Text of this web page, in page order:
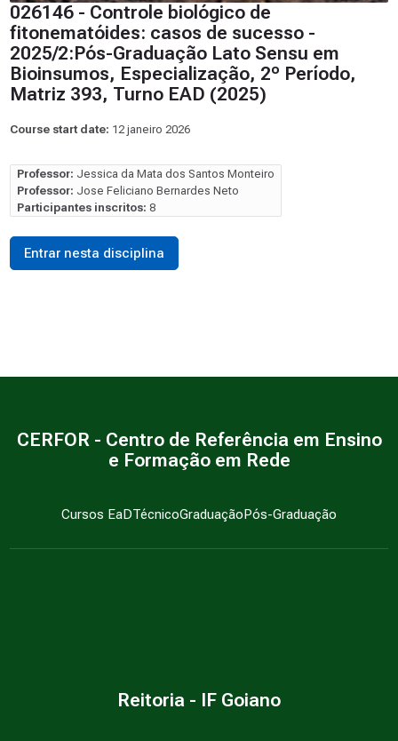
026146 - Controle biológico de
fitonematóides: casos de sucesso -
2025/2:Pós-Graduação Lato Sensu em
Bioinsumos, Especialização, 2º Período,
Matriz 393, Turno EAD (2025)
Course start date: 12 janeiro 2026
Professor: Jessica da Mata dos Santos Monteiro
Professor: Jose Feliciano Bernardes Neto
Participantes inscritos: 8
Entrar nesta disciplina
CERFOR - Centro de Referência em Ensino
e Formação em Rede
Cursos EaDTécnicoGraduaçãoPós-Graduação
Reitoria - IF Goiano